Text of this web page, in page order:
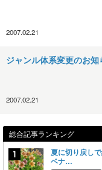
2007.02.21
ジャンル体系変更のお知
2007.02.21
総合記事ランキング
夏に切り戻し
ベナ…